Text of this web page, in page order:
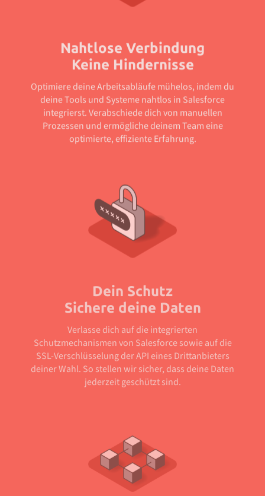
Nahtlose Verbindung
Keine Hindernisse
Optimiere deine Arbeitsabläufe mühelos, indem du
deine Tools und Systeme nahtlos in Salesforce
integrierst. Verabschiede dich von manuellen
Prozessen und ermögliche deinem Team eine
optimierte, effiziente Erfahrung.
Dein Schutz
Sichere deine Daten
Verlasse dich auf die integrierten
Schutzmechanismen von Salesforce sowie auf die
SSL-Verschlüsselung der API eines Drittanbieters
deiner Wahl. So stellen wir sicher, dass deine Daten
jederzeit geschützt sind.